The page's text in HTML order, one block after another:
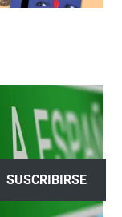
SUSCRIBIRSE